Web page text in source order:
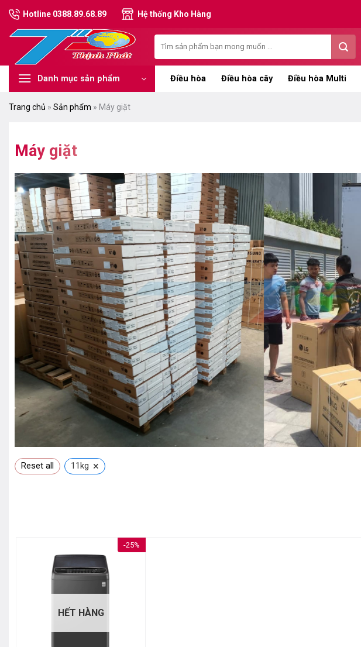
Chuyển
đến
nội
Hotline 0388.89.68.89 Hệ thống Kho Hàng
kiếm:
Danh mục sản phẩm Điều hòa Điều hòa cây Điều hòa Multi
Trang chủ » Sản phẩm » Máy giặt
Máy giặt
Reset all 11kg ×
-25%
HẾT HÀNG